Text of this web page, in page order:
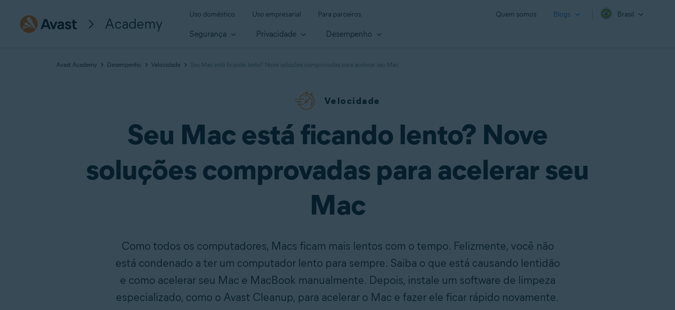
Academy
Uso doméstico Uso empresarial Para parceiros Quem somos Blogs Brasil
Segurança Privacidade Desempenho
Avast Academy Desempenho Velocidade Seu Mac está ficando lento? Nove soluções comprovadas para acelerar seu Mac
Velocidade
Seu Mac está ficando lento? Nove
soluções comprovadas para acelerar seu
Mac
Como todos os computadores, Macs ficam mais lentos com o tempo. Felizmente, você não
está condenado a ter um computador lento para sempre. Saiba o que está causando lentidão
e como acelerar seu Mac e MacBook manualmente. Depois, instale um software de limpeza
especializado, como o Avast Cleanup, para acelerar o Mac e fazer ele ficar rápido novamente.